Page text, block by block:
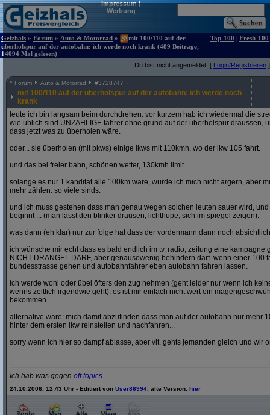
Impressum|
Werbung
Geizhals » Forum » Auto & Motorrad »
mit 100/110 auf der
überholspur auf der autobahn: ich werde noch krank (489 Beiträge,
14094 Mal gelesen)
Top-100 | Fresh-100
Du bist nicht angemeldet. [ Login/Registrieren ]
^ Forum Auto & Motorrad #3728747
mit 100/110 auf der überholspur auf der autobahn: ich werde noch
krank
leute ich bin langsam beim durchdrehen. vor kurzem hab ich wiedermal die
wie üblich sind UNZÄHLIGE fahrer ohne grund auf der überholspur draussen,
dass jetzt was zu überholen wäre.
oder... sie überholen (mit pkws) einige lkws mit 110kmh, wo der lkw 105 fahrt.
und das bei freier bahn, schönen wetter, 130kmh limit.
solange es nur 1 kanditat alle 100km wäre, würde ich mich nicht ärgern, aber
mehr zählen. so viele sinds.
und ich muss gestehen dass man genau wegen solchen leuten sauer wird,
beginnt ... (man lässt den blinker drausen, lichthupe, sich im spiegel zeigen).
was dann (eh klar) nur zur folge hat dass der vordermann dann noch
ich wünsche mir echt dass es bald endlich im tv, radio, zeitung eine kampagne
NICHT DRÄNGEL DARF, aber genausowenig behindern darf. wenn einer 100
bundesstrasse gehen und autobahnfahrer eben autobahn fahren lassen.
ich werde wohl oder übel öfters den zug nehmen (geht leider nur wenn ich
wenns zeitlich irgendwie geht). es ist mir einfach nicht wert ein
bekommen.
alternative wäre: mich damit abzufinden dass man auf der autobahn nur mehr
hinter dem ersten lkw reinstellen und nachfahren...
sorry wenn ich hier so dampf ablasse, aber vlt. gehts jemanden gleich und wir
Ich hab was gegen off topics.
24.10.2006, 12:43 Uhr - Editiert von User86994 , alte Version: hier